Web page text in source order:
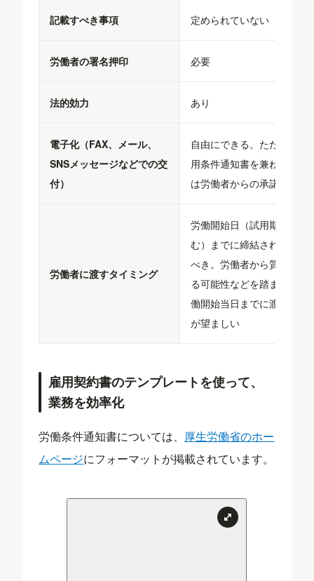
記載すべき事項 定められていない
労働者の署名押印 必要
法的効力 あり
電子化（FAX、メール、
SNSメッセージなどでの交
付）
自由にできる。ただし、雇
用条件通知書を兼ねる場合
は労働者からの承諾が必須
労働者に渡すタイミング
労働開始日（試用期間含
む）までに締結されている
べき。労働者から質問があ
る可能性などを踏まえ、労
働開始当日までに渡すこと
が望ましい
雇用契約書のテンプレートを使って、
業務を効率化
労働条件通知書については、 厚生労働省のホー
ムページにフォーマットが掲載されています。